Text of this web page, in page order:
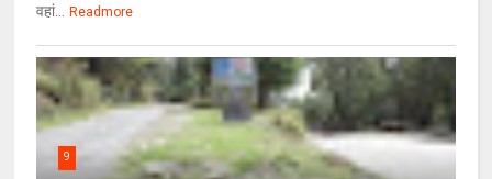
वहां...
Readmore
9